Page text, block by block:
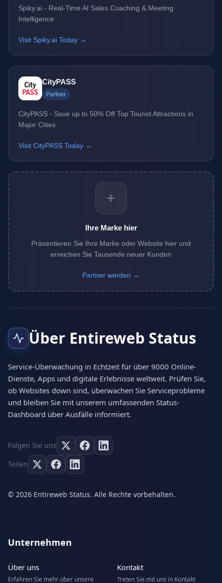
Spiky.ai - Real-Time AI Sales Coaching & Meeting
Intelligence
Visit Spiky.ai Today →
CityPASS
Partner
CityPASS - Save up to 50% Off Top Tourist Attractions in
Major Cities
Visit CityPASS Today →
+
Ihre Marke hier
Präsentieren Sie Ihre Marke oder Website hier und
erreichen Sie Tausende neuer Kunden
Partner werden →
Über Entireweb Status
Service-Überwachung in Echtzeit für über 9000 Online-
Dienste, Apps und digitale Erlebnisse weltweit. Prüfen Sie,
ob Websites down sind, überwachen Sie Serviceprobleme
und bleiben Sie mit unserem umfassenden Status-
Dashboard über Ausfälle informiert.
Folgen Sie uns
Teilen
© 2026 Entireweb Status. Alle Rechte vorbehalten.
Unternehmen
Über uns
Erfahren Sie mehr über unsere
Kontakt
Treten Sie mit uns in Kontakt